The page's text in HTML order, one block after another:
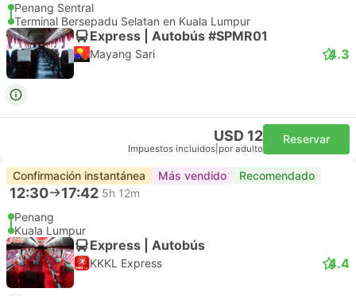
Penang Sentral
Terminal Bersepadu Selatan en Kuala Lumpur
Express | Autobús #SPMR01
Mayang Sari 4.3
USD 12
Impuestos incluidos por adulto
Reservar
Confirmación instantánea Más vendido Recomendado
12:30 17:42 5h 12m
Penang
Kuala Lumpur
Express | Autobús
KKKL Express 4.4